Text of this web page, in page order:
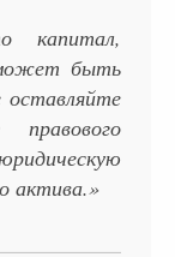
капитал,
быть
актива.»